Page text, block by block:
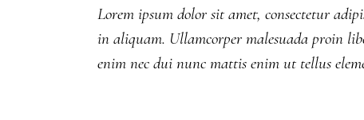
Lorem ipsum dolor sit amet, consectetur
in aliquam. Ullamcorper malesuada proin
enim nec dui nunc mattis enim ut tellus